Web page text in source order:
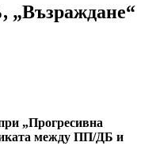
„Възраждане“
„Прогресивна
между ПП/ДБ и